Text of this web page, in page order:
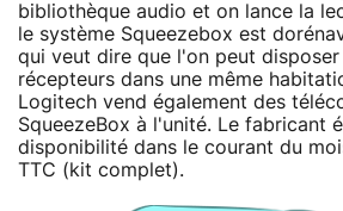
bibliothèque audio et on lance la
le système Squeezebox est
qui veut dire que l'on peut disposer
récepteurs dans une même
Logitech vend également des
SqueezeBox à l'unité. Le fabricant
disponibilité dans le courant du
TTC (kit complet).